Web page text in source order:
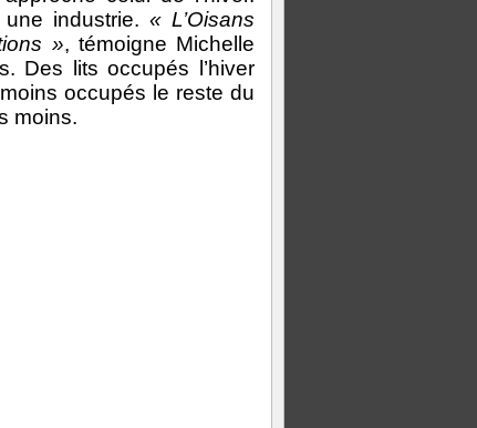
industrie. « L’Oisans
», témoigne Michelle
Des lits occupés l’hiver
occupés le reste du
moins.